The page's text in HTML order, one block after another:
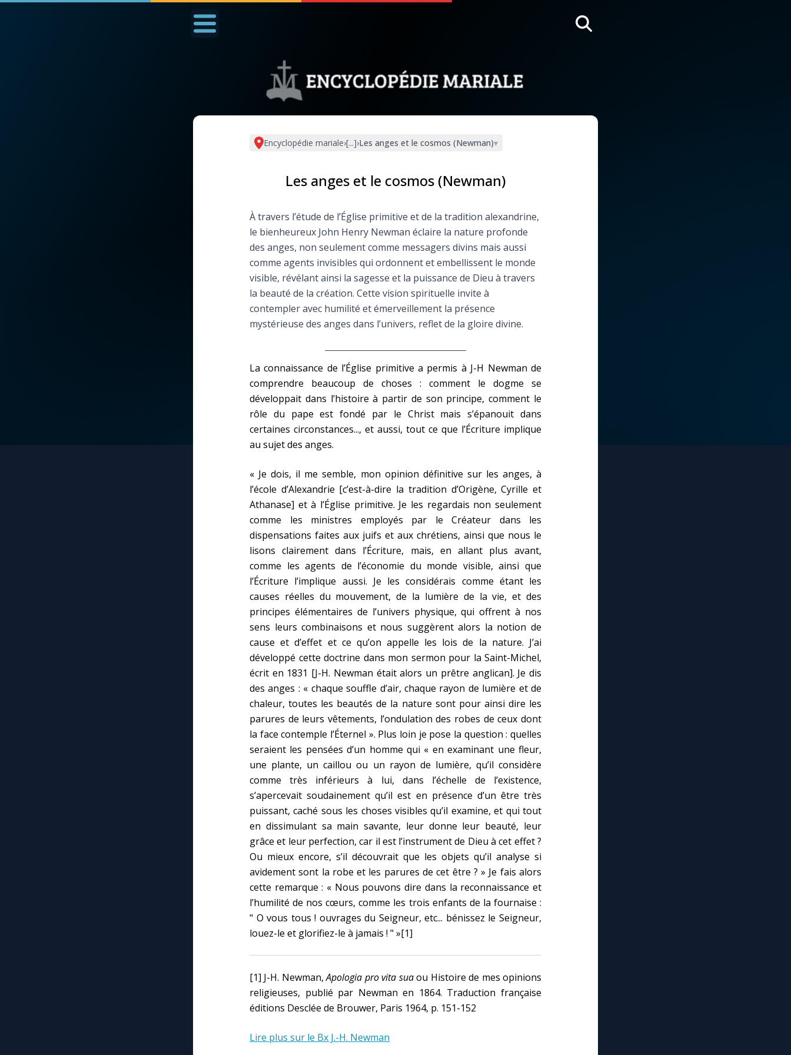
Nous soutenir À propos Facebook Infos légales
Prier au quotidien
Les premiers samedis
Marie qui défait les
Me consacrer à Jésus
Mes intentions de
Une Minute avec Marie
◼︎À la une
Contact
Faire un don
Marie de Nazareth
Encyclopédie mariale›[...]›Les anges et le cosmos (Newman)▾
Les anges et le cosmos (Newman)
À travers l’étude de l’Église primitive et de la tradition alexandrine,
le bienheureux John Henry Newman éclaire la nature profonde
des anges, non seulement comme messagers divins mais aussi
comme agents invisibles qui ordonnent et embellissent le monde
visible, révélant ainsi la sagesse et la puissance de Dieu à travers
la beauté de la création. Cette vision spirituelle invite à
contempler avec humilité et émerveillement la présence
mystérieuse des anges dans l’univers, reflet de la gloire divine.
La connaissance de l’Église primitive a permis à J-H Newman de
comprendre beaucoup de choses : comment le dogme se
développait dans l’histoire à partir de son principe, comment le
rôle du pape est fondé par le Christ mais s’épanouit dans
certaines circonstances..., et aussi, tout ce que l’Écriture implique
au sujet des anges.
« Je dois, il me semble, mon opinion définitive sur les anges, à
l’école d’Alexandrie [c’est-à-dire la tradition d’Origène, Cyrille et
Athanase] et à l’Église primitive. Je les regardais non seulement
comme les ministres employés par le Créateur dans les
dispensations faites aux juifs et aux chrétiens, ainsi que nous le
lisons clairement dans l’Écriture, mais, en allant plus avant,
comme les agents de l’économie du monde visible, ainsi que
l’Écriture l’implique aussi. Je les considérais comme étant les
causes réelles du mouvement, de la lumière de la vie, et des
principes élémentaires de l’univers physique, qui offrent à nos
sens leurs combinaisons et nous suggèrent alors la notion de
cause et d’effet et ce qu’on appelle les lois de la nature. J’ai
développé cette doctrine dans mon sermon pour la Saint-Michel,
écrit en 1831 [J-H. Newman était alors un prêtre anglican]. Je dis
des anges : « chaque souffle d’air, chaque rayon de lumière et de
chaleur, toutes les beautés de la nature sont pour ainsi dire les
parures de leurs vêtements, l’ondulation des robes de ceux dont
la face contemple l’Éternel ». Plus loin je pose la question : quelles
seraient les pensées d’un homme qui « en examinant une fleur,
une plante, un caillou ou un rayon de lumière, qu’il considère
comme très inférieurs à lui, dans l’échelle de l’existence,
s’apercevait soudainement qu’il est en présence d’un être très
puissant, caché sous les choses visibles qu’il examine, et qui tout
en dissimulant sa main savante, leur donne leur beauté, leur
grâce et leur perfection, car il est l’instrument de Dieu à cet effet ?
Ou mieux encore, s’il découvrait que les objets qu’il analyse si
avidement sont la robe et les parures de cet être ? » Je fais alors
cette remarque : « Nous pouvons dire dans la reconnaissance et
l’humilité de nos cœurs, comme les trois enfants de la fournaise :
" O vous tous ! ouvrages du Seigneur, etc... bénissez le Seigneur,
louez-le et glorifiez-le à jamais ! " »[1]
[1] J-H. Newman,Apologia pro vita suaou Histoire de mes opinions
religieuses, publié par Newman en 1864. Traduction française
éditions Desclée de Brouwer, Paris 1964, p. 151-152
Lire plus sur le Bx J.-H. Newman